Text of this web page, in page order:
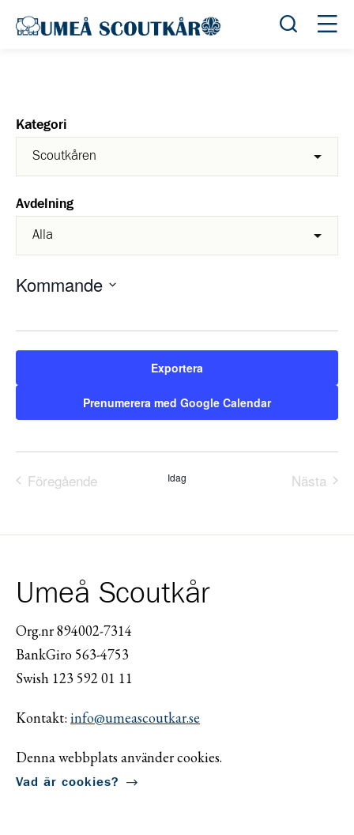
Öppna
Kategori
Avdelning
Kommande
datum.
Exportera
Prenumerera med Google Calendar
Föregående
Idag
Nästa
Umeå Scoutkår
Org.nr 894002-7314
BankGiro 563-4753
Swish 123 592 01 11
Kontakt: info@umeascoutkar.se
Denna webbplats använder cookies.
Vad är cookies?